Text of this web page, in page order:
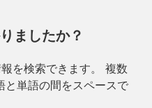
ましたか？
を検索できます。 複数
と単語の間をスペースで